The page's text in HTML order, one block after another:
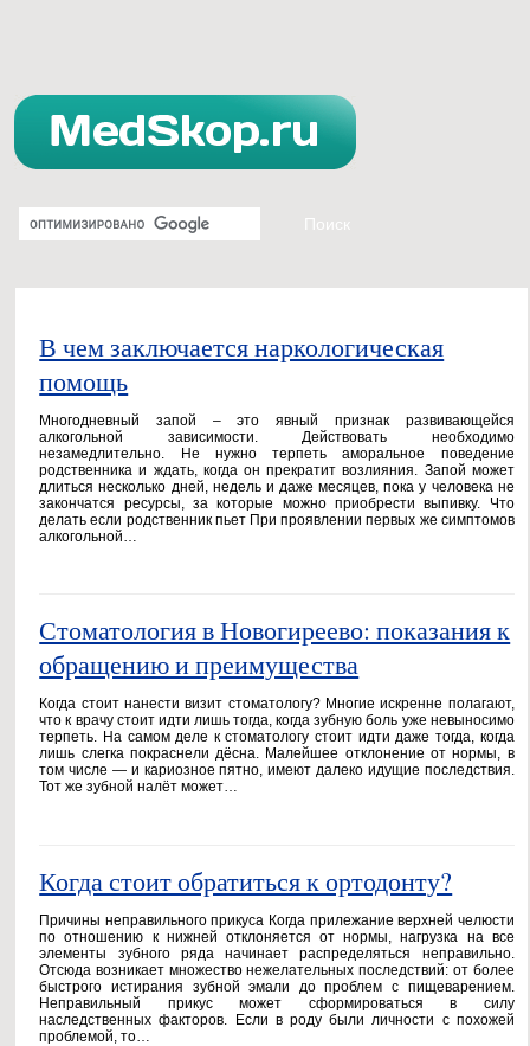
В чем заключается наркологическая
помощь
Многодневный запой – это явный признак развивающейся
алкогольной зависимости. Действовать необходимо
незамедлительно. Не нужно терпеть аморальное поведение
родственника и ждать, когда он прекратит возлияния. Запой может
длиться несколько дней, недель и даже месяцев, пока у человека не
закончатся ресурсы, за которые можно приобрести выпивку. Что
делать если родственник пьет При проявлении первых же симптомов
алкогольной…
Стоматология в Новогиреево: показания к
обращению и преимущества
Когда стоит нанести визит стоматологу? Многие искренне полагают,
что к врачу стоит идти лишь тогда, когда зубную боль уже невыносимо
терпеть. На самом деле к стоматологу стоит идти даже тогда, когда
лишь слегка покраснели дёсна. Малейшее отклонение от нормы, в
том числе — и кариозное пятно, имеют далеко идущие последствия.
Тот же зубной налёт может…
Когда стоит обратиться к ортодонту?
Причины неправильного прикуса Когда прилежание верхней челюсти
по отношению к нижней отклоняется от нормы, нагрузка на все
элементы зубного ряда начинает распределяться неправильно.
Отсюда возникает множество нежелательных последствий: от более
быстрого истирания зубной эмали до проблем с пищеварением.
Неправильный прикус может сформироваться в силу
наследственных факторов. Если в роду были личности с похожей
проблемой, то…